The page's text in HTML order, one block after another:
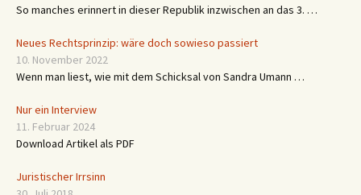
So manches erinnert in dieser Republik inzwischen an das 3. …
Neues Rechtsprinzip: wäre doch sowieso passiert
10. November 2022
Wenn man liest, wie mit dem Schicksal von Sandra Umann …
Nur ein Interview
11. Februar 2024
Download Artikel als PDF
Juristischer Irrsinn